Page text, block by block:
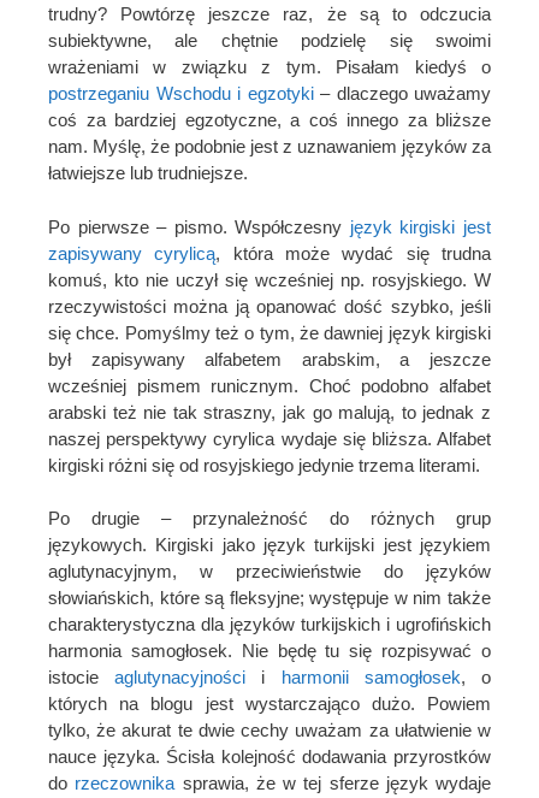
trudny? Powtórzę jeszcze raz, że są to odczucia
subiektywne, ale chętnie podzielę się swoimi
wrażeniami w związku z tym. Pisałam kiedyś o
postrzeganiu Wschodu i egzotyki– dlaczego uważamy
coś za bardziej egzotyczne, a coś innego za bliższe
nam. Myślę, że podobnie jest z uznawaniem języków za
łatwiejsze lub trudniejsze.
Po pierwsze – pismo. Współczesny język kirgiski jest
zapisywany cyrylicą, która może wydać się trudna
komuś, kto nie uczył się wcześniej np. rosyjskiego. W
rzeczywistości można ją opanować dość szybko, jeśli
się chce. Pomyślmy też o tym, że dawniej język kirgiski
był zapisywany alfabetem arabskim, a jeszcze
wcześniej pismem runicznym. Choć podobno alfabet
arabski też nie tak straszny, jak go malują, to jednak z
naszej perspektywy cyrylica wydaje się bliższa. Alfabet
kirgiski różni się od rosyjskiego jedynie trzema literami.
Po drugie – przynależność do różnych grup
językowych. Kirgiski jako język turkijski jest językiem
aglutynacyjnym, w przeciwieństwie do języków
słowiańskich, które są fleksyjne; występuje w nim także
charakterystyczna dla języków turkijskich i ugrofińskich
harmonia samogłosek. Nie będę tu się rozpisywać o
istocieaglutynacyjności i harmonii samogłosek, o
których na blogu jest wystarczająco dużo. Powiem
tylko, że akurat te dwie cechy uważam za ułatwienie w
nauce języka. Ścisła kolejność dodawania przyrostków
do rzeczownika sprawia, że w tej sferze język wydaje